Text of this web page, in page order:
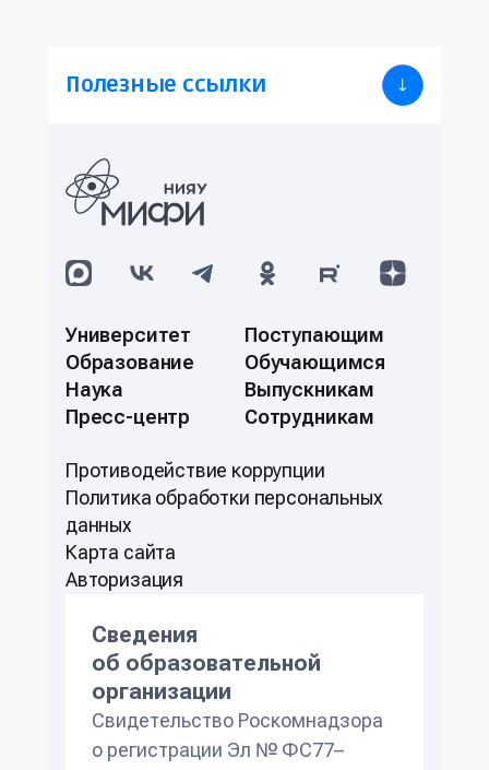
Полезные ссылки
Университет
Образование
Наука
Пресс-центр
Поступающим
Обучающимся
Выпускникам
Сотрудникам
Противодействие коррупции
Политикa обработки персональных
данных
Карта сайта
Авторизация
Сведения
об образовательной
организации
Свидетельство Роскомнадзора
о регистрации Эл № ФС77–